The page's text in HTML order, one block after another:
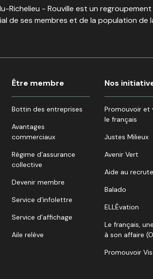
Richelieu - Rouville est un regroupement
de ses membres et de la population de
Être membre
Bottin des entreprises
Avantages
commerciaux
Régime d’assurance
collective
Devenir membre
Service d’infolettre
Service d’affichage
Aile relève
Nos
Promouvoir et
le français
Justes Milieux
Avenir Vert
Aide au
Balado
ELLÉvation
Le français,
à son affaire
Promouvoir